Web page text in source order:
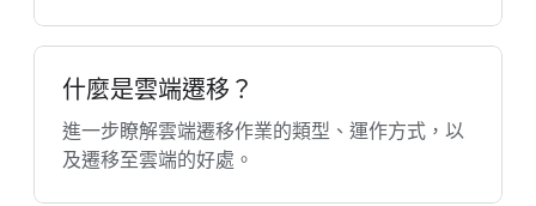
什麼是雲端遷移？
進一步瞭解雲端遷移作業的類型、運作方式，以
及遷移至雲端的好處。